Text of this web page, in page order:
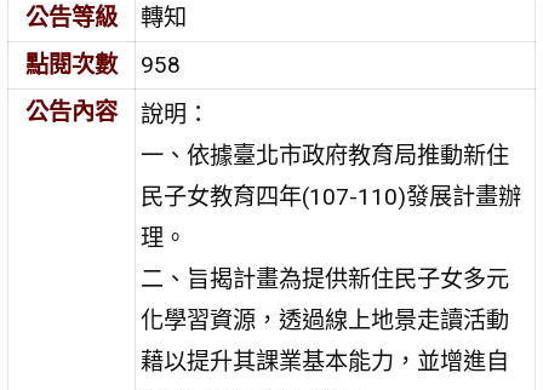
公告等級
轉知
點閱次數
958
公告內容
說明：
一、依據臺北市政府教育局推動新住
民子女教育四年(107-110)發展計畫辦
理。
二、旨揭計畫為提供新住民子女多元
化學習資源，透過線上地景走讀活動
藉以提升其課業基本能力，並增進自